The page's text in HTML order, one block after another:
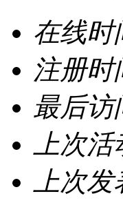
在线时
注册时
最后访
上次
上次